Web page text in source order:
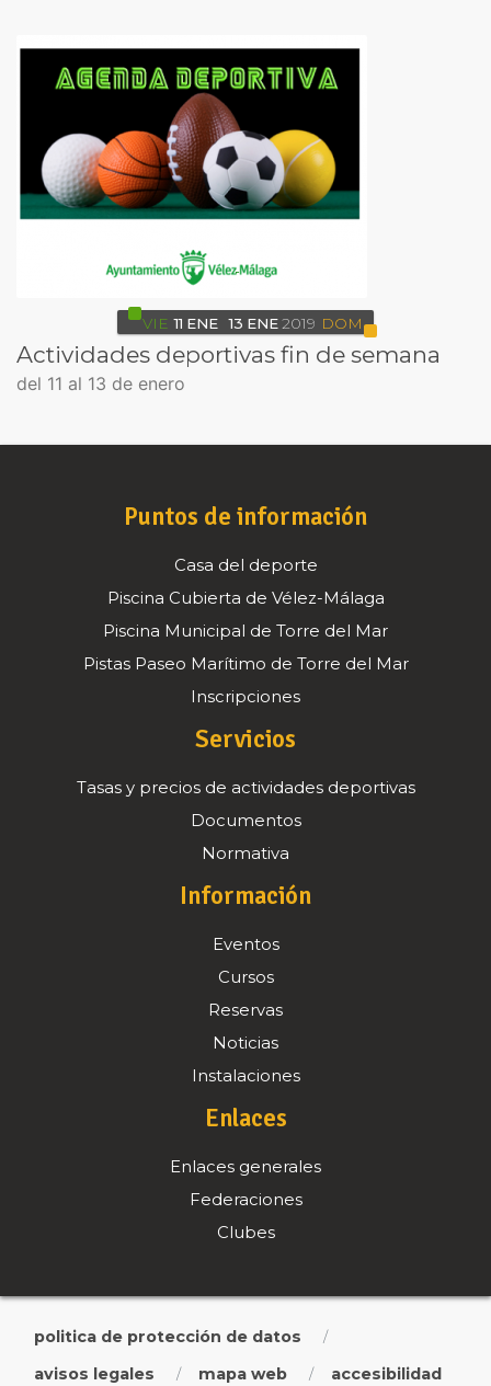
VIE 11 ENE 13 ENE2019 DOM
Actividades deportivas fin de semana
del 11 al 13 de enero
Puntos de información
Casa del deporte
Piscina Cubierta de Vélez-Málaga
Piscina Municipal de Torre del Mar
Pistas Paseo Marítimo de Torre del Mar
Inscripciones
Servicios
Tasas y precios de actividades deportivas
Documentos
Normativa
Información
Eventos
Cursos
Reservas
Noticias
Instalaciones
Enlaces
Enlaces generales
Federaciones
Clubes
politica de protección de datos /
avisos legales / mapa web / accesibilidad